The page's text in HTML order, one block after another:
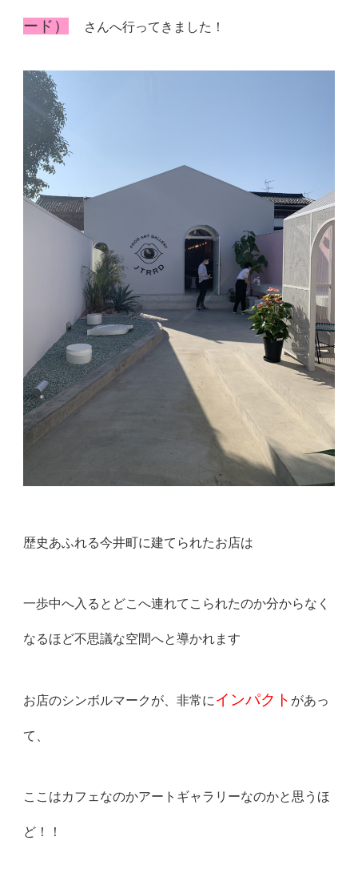
ード） さんへ行ってきました！
歴史あふれる今井町に建てられたお店は
一歩中へ入るとどこへ連れてこられたのか分からなく
なるほど不思議な空間へと導かれます
お店のシンボルマークが、非常にインパクト があっ
て、
ここはカフ ェなのかアートギャラリーなのかと思うほ
ど！！